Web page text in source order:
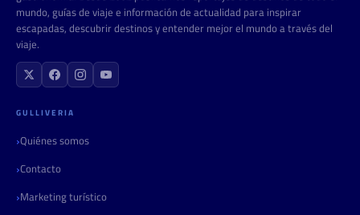
mundo, guías de viaje e información de actualidad para inspirar
escapadas, descubrir destinos y entender mejor el mundo a través del
viaje.
GULLIVERIA
Quiénes somos
Contacto
Marketing turístico